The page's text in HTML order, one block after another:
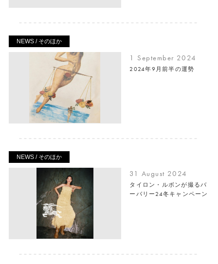
NEWS / そのほか
1 September 2024
2024年9月前半の運勢
NEWS / そのほか
31 August 2024
タイロン・ルボンが撮るバ
ーバリー24冬キャンペーン